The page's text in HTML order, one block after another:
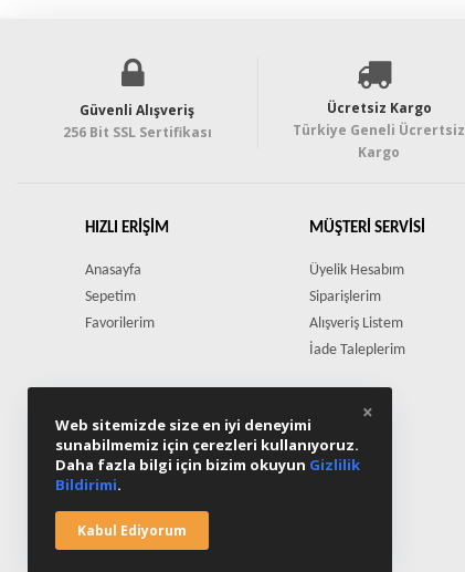
Güvenli Alışveriş
256 Bit SSL Sertifikası
Ücretsiz Kargo
Türkiye Geneli Ücrertsiz
Kargo
HIZLI ERIŞIM
Anasayfa
Sepetim
Favorilerim
MÜŞTERI SERVISI
Üyelik Hesabım
Siparişlerim
Alışveriş Listem
İade Taleplerim
Web sitemizde size en iyi deneyimi
sunabilmemiz için çerezleri kullanıyoruz.
Daha fazla bilgi için bizim okuyun Gizlilik
Bildirimi.
Kabul Ediyorum
×